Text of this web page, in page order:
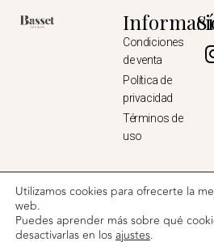
Condiciones
de venta
Política de
privacidad
Términos de
uso
Utilizamos cookies para ofrecerte la
web.
Puedes aprender más sobre qué
desactivarlas en los ajustes.